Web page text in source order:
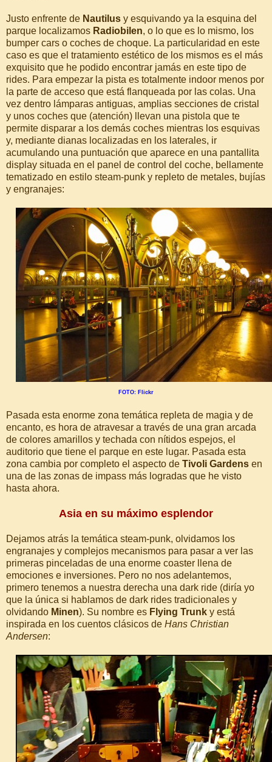
Justo enfrente de Nautilus y esquivando ya la esquina del
parque localizamos Radiobilen, o lo que es lo mismo, los
bumper cars o coches de choque. La particularidad en este
caso es que el tratamiento estético de los mismos es el más
exquisito que he podido encontrar jamás en este tipo de
rides. Para empezar la pista es totalmente indoor menos por
la parte de acceso que está flanqueada por las colas. Una
vez dentro lámparas antiguas, amplias secciones de cristal
y unos coches que (atención) llevan una pistola que te
permite disparar a los demás coches mientras los esquivas
y, mediante dianas localizadas en los laterales, ir
acumulando una puntuación que aparece en una pantallita
display situada en el panel de control del coche, bellamente
tematizado en estilo steam-punk y repleto de metales, bujías
y engranajes:
FOTO: Flickr
Pasada esta enorme zona temática repleta de magia y de
encanto, es hora de atravesar a través de una gran arcada
de colores amarillos y techada con nítidos espejos, el
auditorio que tiene el parque en este lugar. Pasada esta
zona cambia por completo el aspecto de Tivoli Gardens en
una de las zonas de impass más logradas que he visto
hasta ahora.
Asia en su máximo esplendor
Dejamos atrás la temática steam-punk, olvidamos los
engranajes y complejos mecanismos para pasar a ver las
primeras pinceladas de una enorme coaster llena de
emociones e inversiones. Pero no nos adelantemos,
primero tenemos a nuestra derecha una dark ride (diría yo
que la única si hablamos de dark rides tradicionales y
olvidando Minen). Su nombre es Flying Trunk y está
inspirada en los cuentos clásicos de Hans Christian
Andersen: